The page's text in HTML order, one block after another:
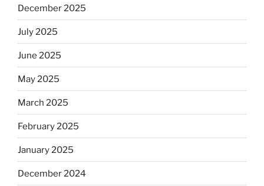
December 2025
July 2025
June 2025
May 2025
March 2025
February 2025
January 2025
December 2024